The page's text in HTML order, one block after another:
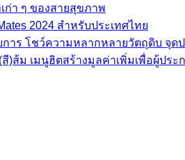
ก่า ๆ ของสายสุขภาพ
2024 สำหรับประเทศไทย
ร โชว์ความหลากหลายวัตถุดิบ จุด
ส้ม เมนูฮิตสร้างมูลค่าเพิ่มเพื่อผู้ประ